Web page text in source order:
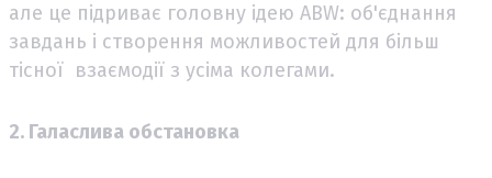
але це підриває головну ідею ABW: об'єднання
завдань і створення можливостей для більш
тісної взаємодії з усіма колегами.
2. Галаслива обстановка